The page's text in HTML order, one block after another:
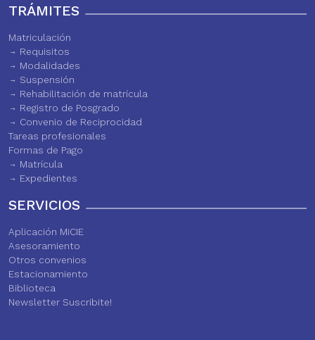
TRÁMITES
Matriculación
Requisitos
Modalidades
Suspensión
Rehabilitación de matrícula
Registro de Posgrado
Convenio de Reciprocidad
Tareas profesionales
Formas de Pago
Matrícula
Expedientes
SERVICIOS
Aplicación MiCIE
Asesoramiento
Otros convenios
Estacionamiento
Biblioteca
Newsletter Suscribite!